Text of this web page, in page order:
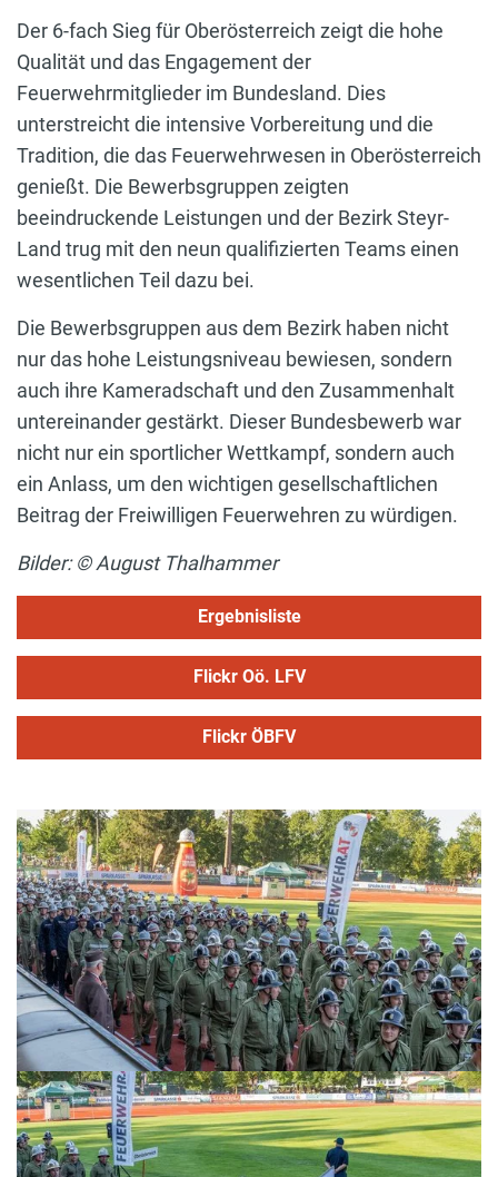
Der 6-fach Sieg für Oberösterreich zeigt die hohe
Qualität und das Engagement der
Feuerwehrmitglieder im Bundesland. Dies
unterstreicht die intensive Vorbereitung und die
Tradition, die das Feuerwehrwesen in Oberösterreich
genießt. Die Bewerbsgruppen zeigten
beeindruckende Leistungen und der Bezirk Steyr-
Land trug mit den neun qualifizierten Teams einen
wesentlichen Teil dazu bei.
Die Bewerbsgruppen aus dem Bezirk haben nicht
nur das hohe Leistungsniveau bewiesen, sondern
auch ihre Kameradschaft und den Zusammenhalt
untereinander gestärkt. Dieser Bundesbewerb war
nicht nur ein sportlicher Wettkampf, sondern auch
ein Anlass, um den wichtigen gesellschaftlichen
Beitrag der Freiwilligen Feuerwehren zu würdigen.
Bilder: © August Thalhammer
Ergebnisliste
Flickr Oö. LFV
Flickr ÖBFV